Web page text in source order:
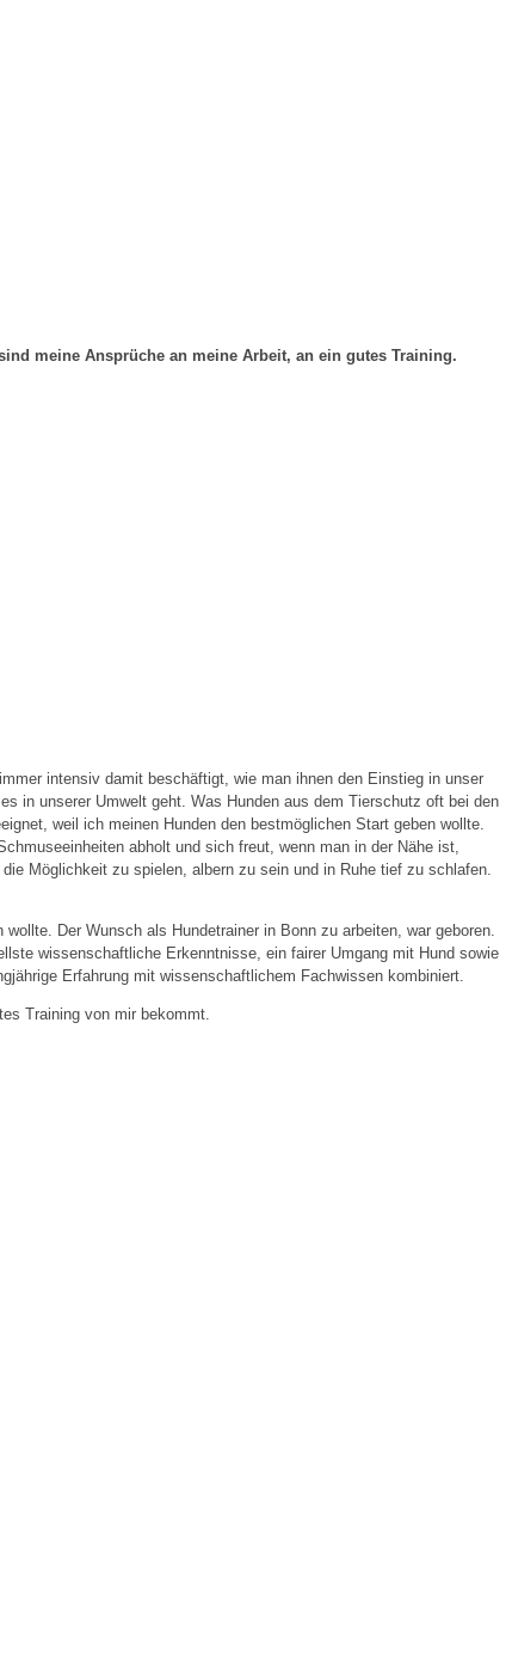
meine Ansprüche an meine Arbeit, an ein gutes Training.
intensiv damit beschäftigt, wie man ihnen den Einstieg in unser
in unserer Umwelt geht. Was Hunden aus dem Tierschutz oft bei den
weil ich meinen Hunden den bestmöglichen Start geben wollte.
abholt und sich freut, wenn man in der Nähe ist,
Möglichkeit zu spielen, albern zu sein und in Ruhe tief zu schlafen.
Der Wunsch als Hundetrainer in Bonn zu arbeiten, war geboren.
wissenschaftliche Erkenntnisse, ein fairer Umgang mit Hund sowie
Erfahrung mit wissenschaftlichem Fachwissen kombiniert.
Training von mir bekommt.